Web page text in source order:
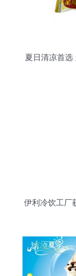
夏日清凉首选
伊利冷饮工厂